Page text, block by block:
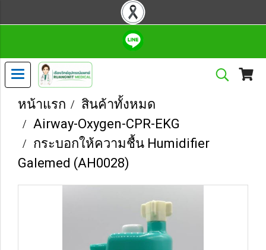
หน้าแรก
สินค้าทั้งหมด
Airway-Oxygen-CPR-EKG
กระบอกให้ความชื้น Humidifier
Galemed (AH0028)